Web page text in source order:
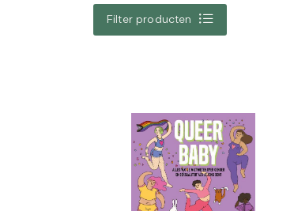
Filter producten